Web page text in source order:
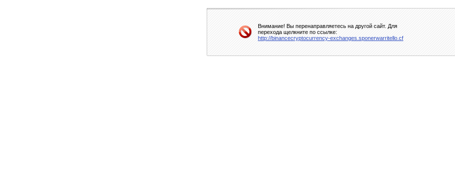
Внимание! Вы перенаправляетесь на другой сайт. Для
перехода щелкните по ссылке:
http://binancecryptocurrency-exchanges.sponerwarritello.cf